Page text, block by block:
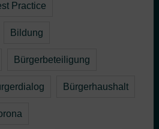
Practice
Bildung
Bürgerbeteiligung
Bürgerhaushalt